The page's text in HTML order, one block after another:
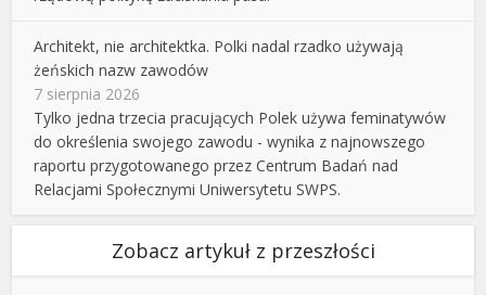
Architekt, nie architektka. Polki nadal rzadko używają
żeńskich nazw zawodów
7 sierpnia 2026
Tylko jedna trzecia pracujących Polek używa feminatywów
do określenia swojego zawodu - wynika z najnowszego
raportu przygotowanego przez Centrum Badań nad
Relacjami Społecznymi Uniwersytetu SWPS.
Zobacz artykuł z przeszłości